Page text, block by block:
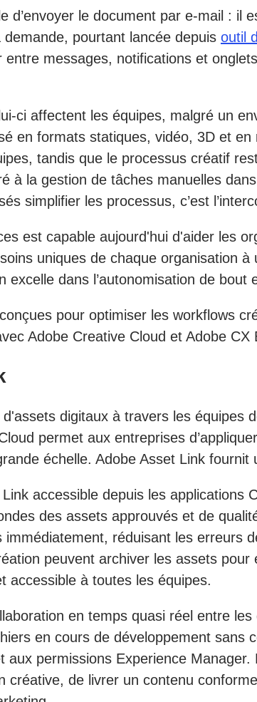
d’envoyer le document par e-mail :
pourtant lancée depuis outil
messages, notifications et
ci affectent les équipes, malgré un
en formats statiques, vidéo, 3D et
tandis que le processus créatif
à la gestion de tâches manuelles
simplifier les processus, c’est
est capable aujourd'hui d'aider les
uniques de chaque organisation
excelle dans l’autonomisation de bout
pour optimiser les workflows
Adobe Creative Cloud et Adobe CX
digitaux à travers les équipes
permet aux entreprises
échelle. Adobe Asset Link
Link accessible depuis les
des assets approuvés et de
réduisant les erreurs
peuvent archiver les assets
accessible à toutes les équipes.
en temps quasi réel entre
en cours de développement
aux permissions Experience
créative, de livrer un contenu